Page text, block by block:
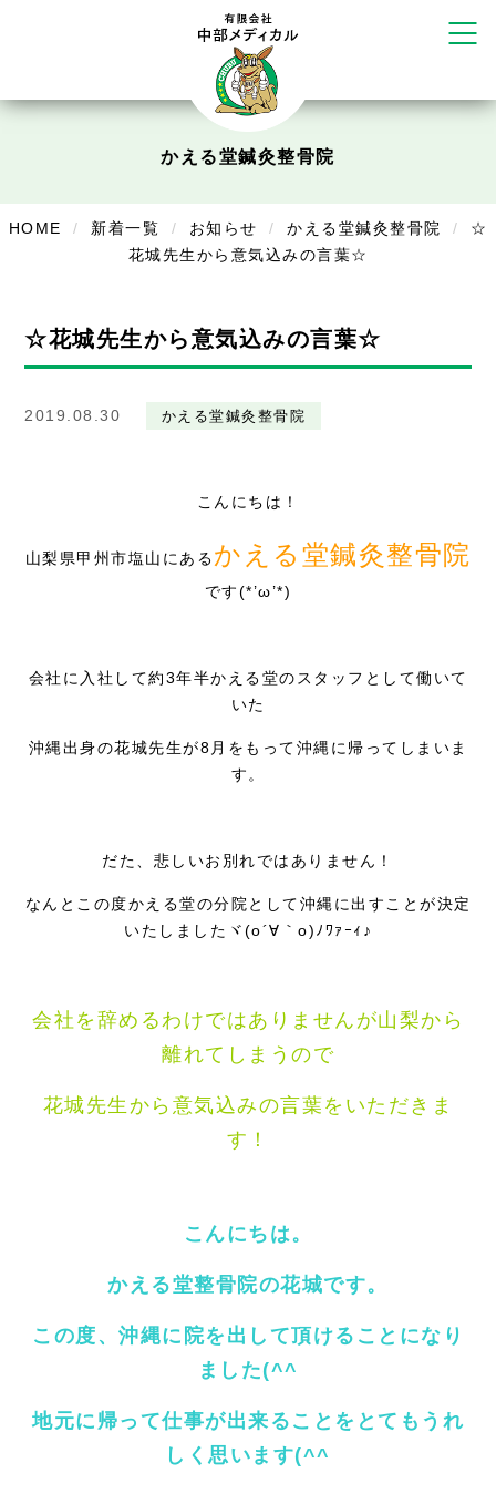
Cure
お知らせ
かえる堂鍼灸整骨院
HOME 新着一覧 お知らせ かえる堂鍼灸整骨院
☆
花城先生から意気込みの言葉☆
☆花城先生から意気込みの言葉☆
2019.08.30 かえる堂鍼灸整骨院
こんにちは！
山梨県甲州市塩山にあるかえる堂鍼灸整骨院
です(*’ω’*)
会社に入社して約3年半かえる堂のスタッフとして働いて
いた
沖縄出身の花城先生が8月をもって沖縄に帰ってしまいま
す。
だた、悲しいお別れではありません！
なんとこの度かえる堂の分院として沖縄に出すことが決定
いたしましたヾ(o´∀｀o)ﾉﾜｧｰｨ♪
会社を辞めるわけではありませんが山梨から
離れてしまうので
花城先生から意気込みの言葉をいただきま
す！
こんにちは。
かえる堂整骨院の花城です。
この度、沖縄に院を出して頂けることになり
ました(^^
地元に帰って仕事が出来ることをとてもうれ
しく思います(^^